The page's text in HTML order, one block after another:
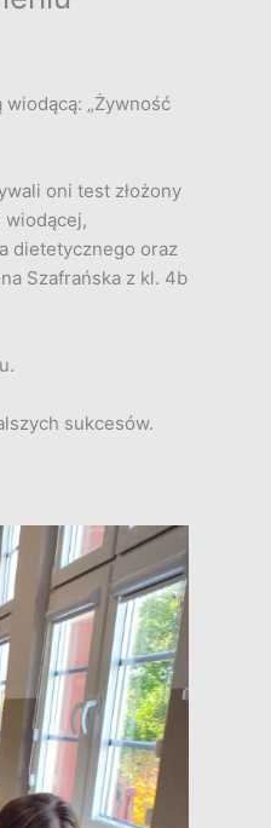
„Żywność
oni test złożony
wiodącej,
dietetycznego oraz
Szafrańska z kl. 4b
sukcesów.